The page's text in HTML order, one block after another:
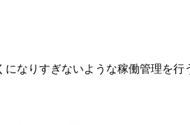
になりすぎないような稼働管理を行